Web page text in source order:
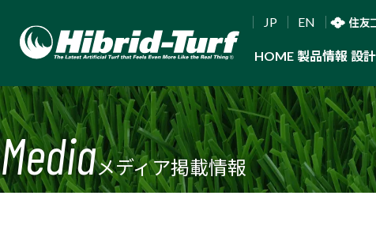
JP EN
HOME 製品情報 設
Mediaメディア掲載情報